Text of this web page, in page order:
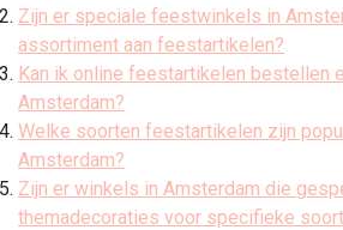
Zijn er speciale feestwinkels in
assortiment aan feestartikelen?
Kan ik online feestartikelen bestellen
Amsterdam?
Welke soorten feestartikelen zijn
Amsterdam?
Zijn er winkels in Amsterdam die
themadecoraties voor specifieke